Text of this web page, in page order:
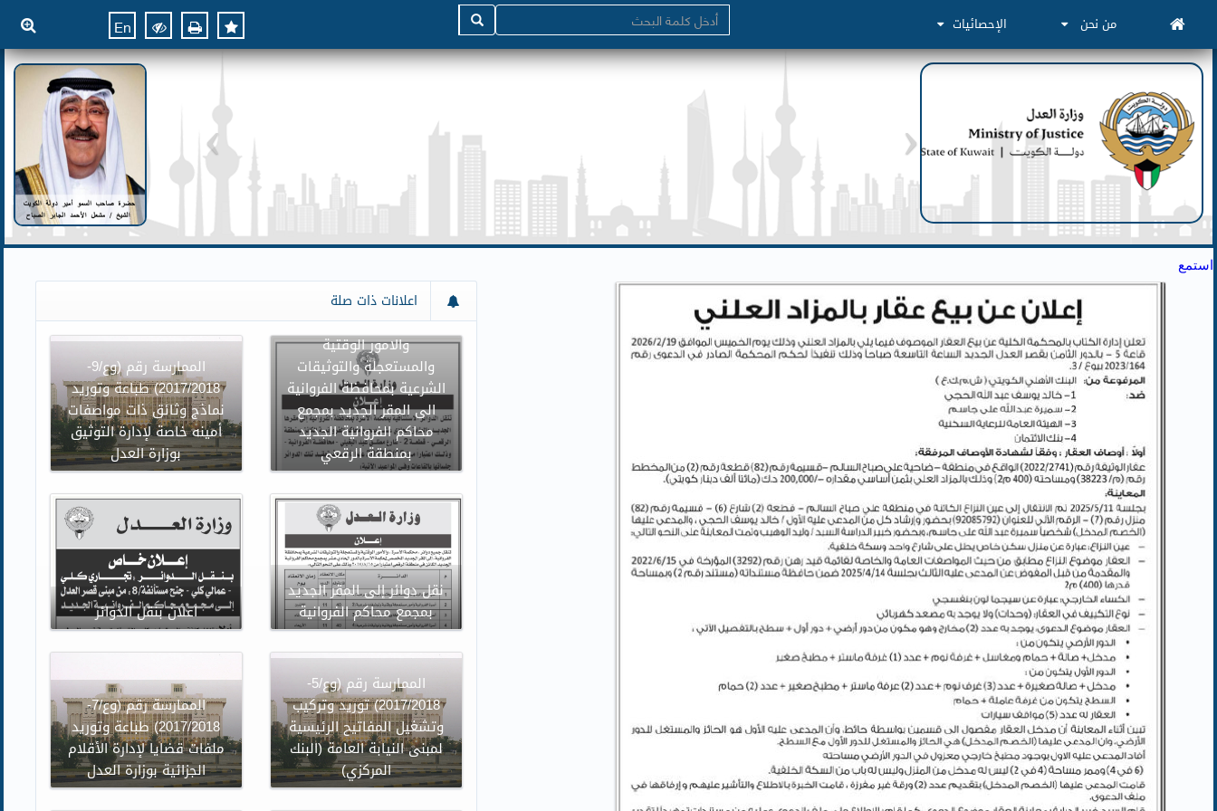
من نحن الإحصائيات En
استمع
اعلانات ذات صلة
الممارسة رقم (وع/9-
2017/2018) طباعة وتوريد
نماذج وثائق ذات مواصفات
أمينه خاصة لإدارة التوثيق
بوزارة العدل
إعلان من وزارة العدل بنقل
جميع دوائر محكمة الاسرة
والامور الوقتية
والمستعجلة والتوثيقات
الشرعية بمحافظة الفروانية
الى المقر الجديد بمجمع
محاكم الفروانية الجديد
بمنطقة الرقعي
اعلان بنقل الدوائر
نقل دوائر إلى المقر الجديد
بمجمع محاكم الفروانية
الممارسة رقم (وع/7-
2017/2018) طباعة وتوريد
ملفات قضايا لإدارة الأقلام
الجزائية بوزارة العدل
الممارسة رقم (وع/5-
2017/2018) توريد وتركيب
وتشغيل المفاتيح الرئيسية
لمبنى النيابة العامة (البنك
المركزي)